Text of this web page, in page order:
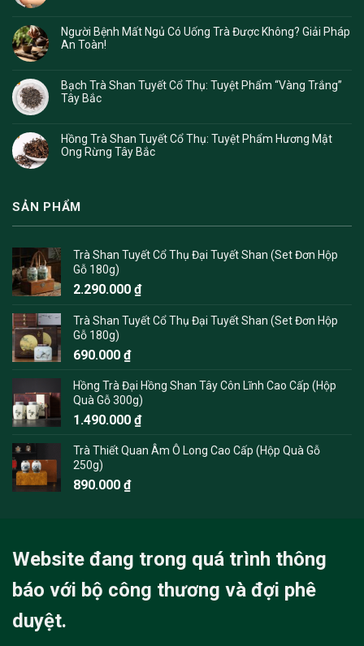
Người Bệnh Mất Ngủ Có Uống Trà Được Không? Giải Pháp
An Toàn!
Bạch Trà Shan Tuyết Cổ Thụ: Tuyệt Phẩm “Vàng Trắng”
Tây Bắc
Hồng Trà Shan Tuyết Cổ Thụ: Tuyệt Phẩm Hương Mật
Ong Rừng Tây Bắc
SẢN PHẨM
Trà Shan Tuyết Cổ Thụ Đại Tuyết Shan (Set Đơn Hộp
Gỗ 180g)
2.290.000 ₫
Trà Shan Tuyết Cổ Thụ Đại Tuyết Shan (Set Đơn Hộp
Gỗ 180g)
690.000 ₫
Hồng Trà Đại Hồng Shan Tây Côn Lĩnh Cao Cấp (Hộp
Quà Gỗ 300g)
1.490.000 ₫
Trà Thiết Quan Âm Ô Long Cao Cấp (Hộp Quà Gỗ
250g)
890.000 ₫
Website đang trong quá trình thông
báo với bộ công thương và đợi phê
duyệt.